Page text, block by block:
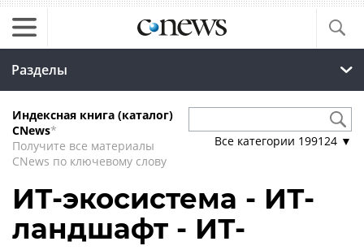
Разделы
Индексная книга (каталог)
CNews*
Получите все материалы
CNews по ключевому слову
Все категории 199124 ▼
ИТ-экосистема - ИТ-
ландшафт - ИТ-